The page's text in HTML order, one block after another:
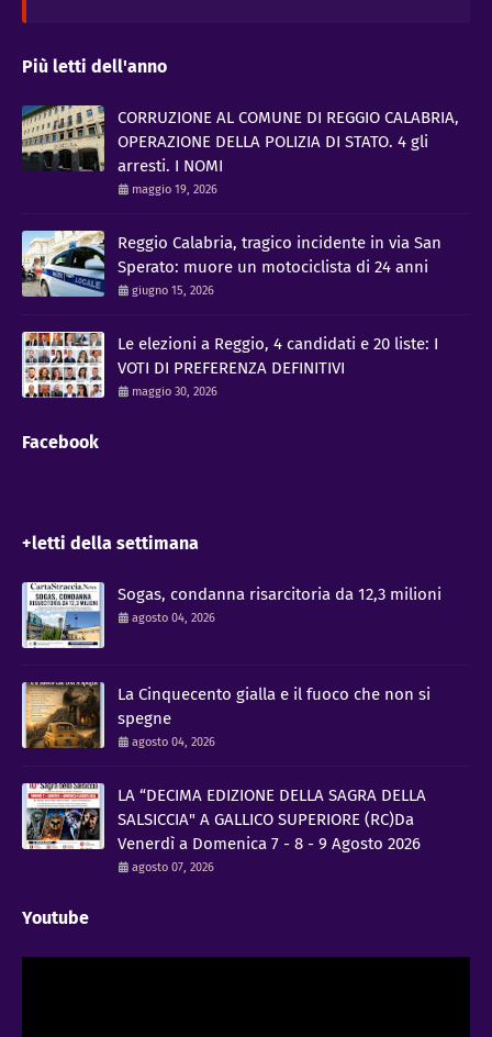
Più letti dell'anno
CORRUZIONE AL COMUNE DI REGGIO CALABRIA,
OPERAZIONE DELLA POLIZIA DI STATO. 4 gli
arresti. I NOMI
maggio 19, 2026
Reggio Calabria, tragico incidente in via San
Sperato: muore un motociclista di 24 anni
giugno 15, 2026
Le elezioni a Reggio, 4 candidati e 20 liste: I
VOTI DI PREFERENZA DEFINITIVI
maggio 30, 2026
Facebook
+letti della settimana
Sogas, condanna risarcitoria da 12,3 milioni
agosto 04, 2026
La Cinquecento gialla e il fuoco che non si
spegne
agosto 04, 2026
LA “DECIMA EDIZIONE DELLA SAGRA DELLA
SALSICCIA" A GALLICO SUPERIORE (RC)Da
Venerdì a Domenica 7 - 8 - 9 Agosto 2026
agosto 07, 2026
Youtube